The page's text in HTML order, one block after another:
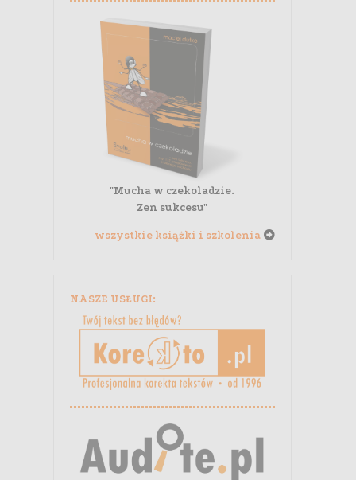
"Mucha w czekoladzie.
Zen sukcesu"
wszystkie książki i szkolenia
NASZE USŁUGI: